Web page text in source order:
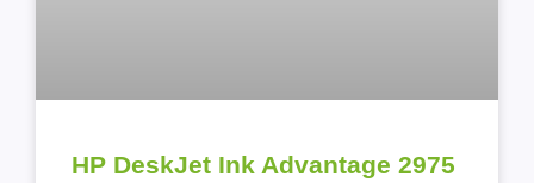
HP DeskJet Ink Advantage 2975